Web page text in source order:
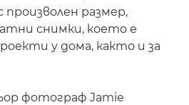
размер,
снимки, което е
у дома, както и за
фотограф Jamie